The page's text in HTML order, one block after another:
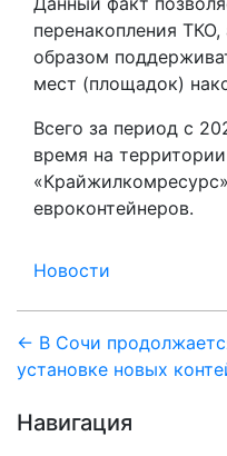
перенакопления
образом
мест (площадок)
Всего за период с
время на
евроконтейнеров.
Новости
Навигация
по
записям
← В Сочи
установке новых
Навигация